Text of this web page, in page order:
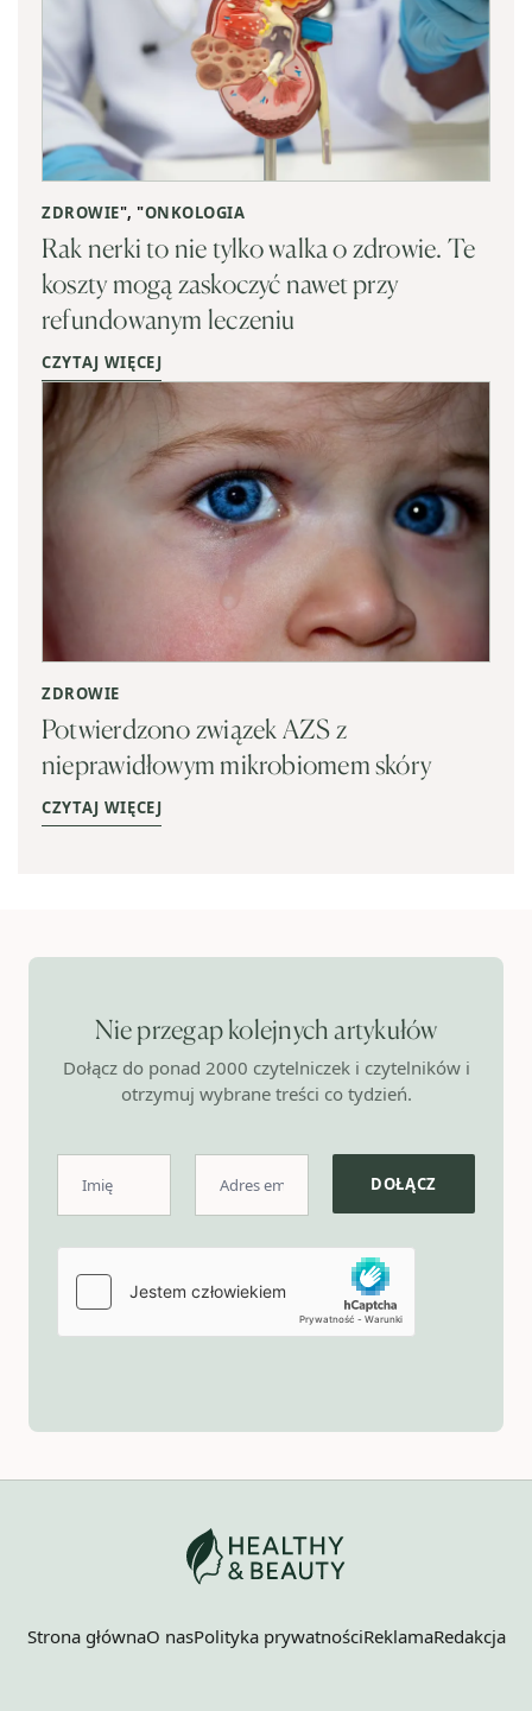
ZDROWIE", "ONKOLOGIA
Rak nerki to nie tylko walka o zdrowie. Te
koszty mogą zaskoczyć nawet przy
refundowanym leczeniu
CZYTAJ WIĘCEJ
ZDROWIE
Potwierdzono związek AZS z
nieprawidłowym mikrobiomem skóry
CZYTAJ WIĘCEJ
Nie przegap kolejnych artykułów
Dołącz do ponad 2000 czytelniczek i czytelników i
otrzymuj wybrane treści co tydzień.
Strona głównaO nasPolityka prywatnościReklamaRedakcja